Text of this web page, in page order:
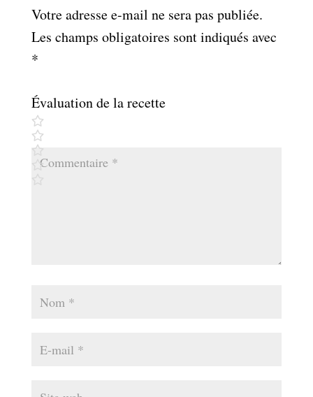
Votre adresse e-mail ne sera pas publiée.
Les champs obligatoires sont indiqués avec
*
Évaluation de la recette